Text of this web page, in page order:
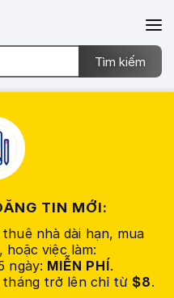
TIN MỚI:
nhà dài hạn, mua
hoặc việc làm:
ngày: MIỄN PHÍ.
tháng trở lên chỉ từ $8.